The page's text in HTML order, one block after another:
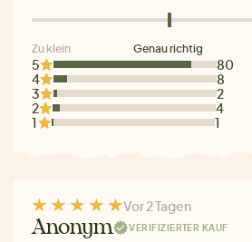
5
80
4
8
3
2
2
4
1
1
Zu klein Genau richtig
Vor 2 Tagen
Anonym VERIFIZIERTER KAUF